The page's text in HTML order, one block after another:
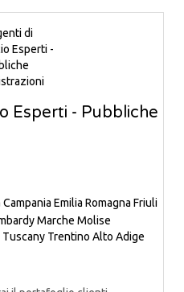
Esperti - Pubbliche
Campania Emilia Romagna Friuli
Marche Molise
Tuscany Trentino Alto Adige